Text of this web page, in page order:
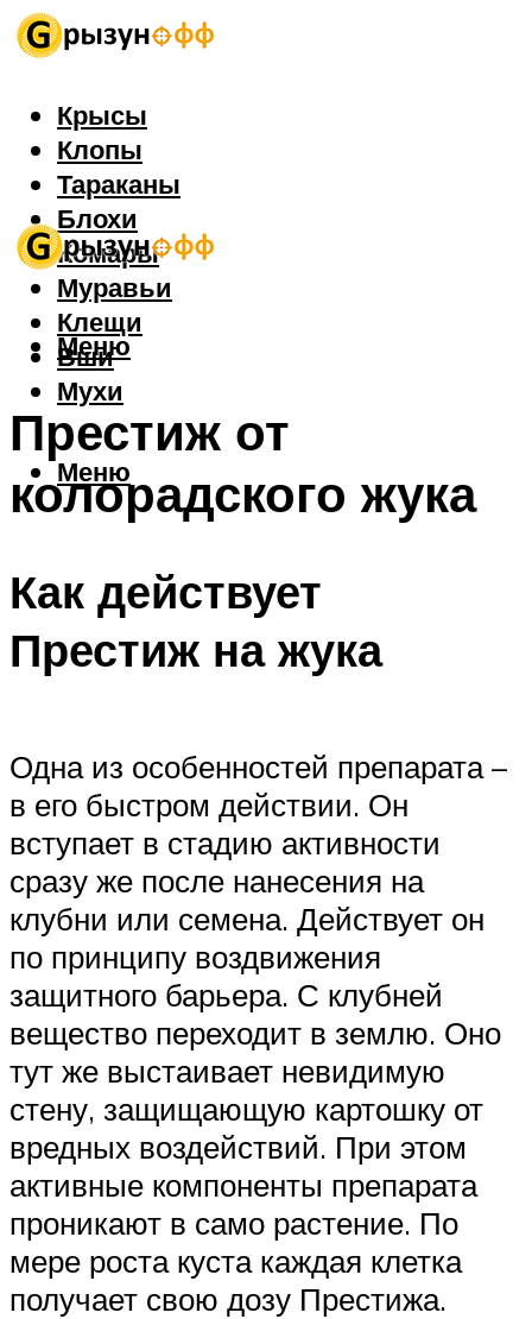
Крысы
Клопы
Тараканы
Блохи
Комары
Муравьи
Клещи
Вши
Мухи
Меню
Меню
Престиж от
колорадского жука
Как действует
Престиж на жука
Одна из особенностей препарата –
в его быстром действии. Он
вступает в стадию активности
сразу же после нанесения на
клубни или семена. Действует он
по принципу воздвижения
защитного барьера. С клубней
вещество переходит в землю. Оно
тут же выстаивает невидимую
стену, защищающую картошку от
вредных воздействий. При этом
активные компоненты препарата
проникают в само растение. По
мере роста куста каждая клетка
получает свою дозу Престижа.